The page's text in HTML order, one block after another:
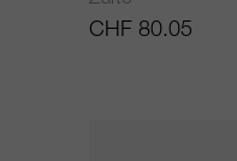
CHF 80.05